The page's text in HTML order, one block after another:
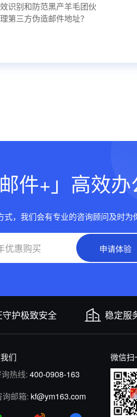
识别和防范黑产羊毛团伙
第三方伪造邮件地址？
件+」高效办
，我们会有专业的咨询顾问及时为
申请体验
守护极致安全 稳定服
们
热线: 400-0908-163
询邮箱: kf@ym163.com
微信扫